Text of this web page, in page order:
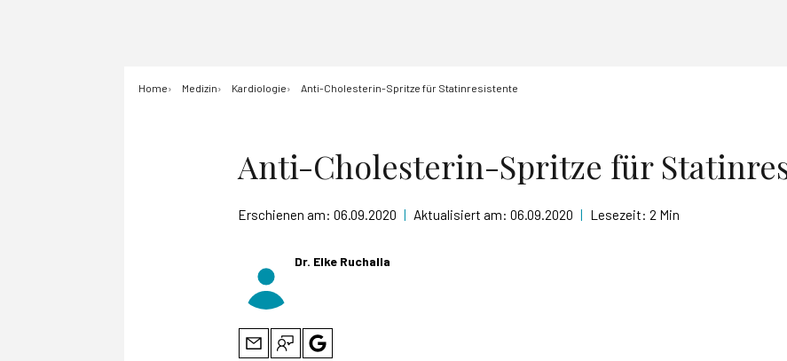
Home Medizin Kardiologie Anti-Cholesterin-Spritze für Statinresistente
Anti-Cholesterin-Spritze für
Erschienen am: 06.09.2020 | Aktualisiert am: 06.09.2020 | Lesezeit: 2 Min
Dr. Elke Ruchalla